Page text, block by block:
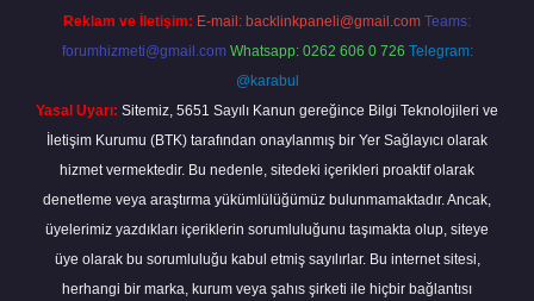
Reklam ve İletişim: E-mail: backlinkpaneli@gmail.com Teams:
forumhizmeti@gmail.com Whatsapp: 0262 606 0 726 Telegram:
@karabul
Yasal Uyarı: Sitemiz, 5651 Sayılı Kanun gereğince Bilgi Teknolojileri ve
İletişim Kurumu (BTK) tarafından onaylanmış bir Yer Sağlayıcı olarak
hizmet vermektedir. Bu nedenle, sitedeki içerikleri proaktif olarak
denetleme veya araştırma yükümlülüğümüz bulunmamaktadır. Ancak,
üyelerimiz yazdıkları içeriklerin sorumluluğunu taşımakta olup, siteye
üye olarak bu sorumluluğu kabul etmiş sayılırlar. Bu internet sitesi,
herhangi bir marka, kurum veya şahıs şirketi ile hiçbir bağlantısı